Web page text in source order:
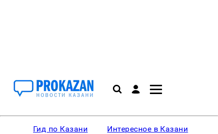
Гид по Казани Интересное в Казани